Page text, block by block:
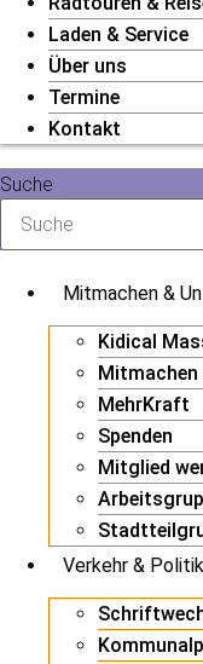
Laden & Service
Über uns
Termine
Kontakt
Suche
Mitmachen &
Kidical
Mitmachen
MehrKraft
Spenden
Mitglied
Verkehr & Politik